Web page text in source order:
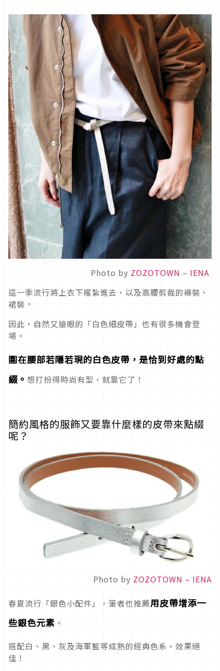
Photo by ZOZOTOWN – IENA
這一季流行將上衣下襬紮進去，以及高腰剪裁的褲裝、
裙裝。
因此，自然又搶眼的「白色細皮帶」也有很多機會登
場。
圍在腰部若隱若現的白色皮帶， 是恰到好處的點
綴。 想打扮得時尚有型，就靠它了！
簡約風格的服飾又要靠什麼樣的皮帶來點綴
呢？
Photo by ZOZOTOWN – IENA
春夏流行「銀色小配件」，筆者也推薦用皮帶增添一
些銀色元素 。
搭配白、黑、灰及海軍藍等成熟的經典色系，效果絕
佳！